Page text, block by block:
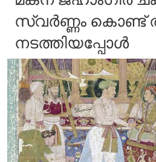
സ്വർണ്ണം കൊണ്ട്
നടത്തിയപ്പോൾ